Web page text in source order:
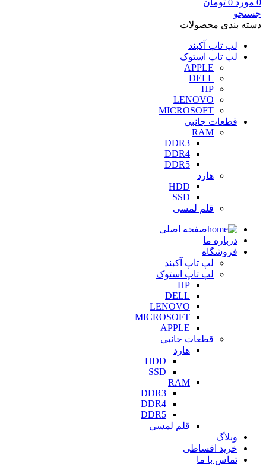
0 مورد 0 تومان
جستجو
دسته بندی محصولات
لپ تاپ آکبند
لپ تاپ استوک
APPLE
DELL
HP
LENOVO
MICROSOFT
قطعات جانبی
RAM
DDR3
DDR4
DDR5
هارد
HDD
SSD
قلم لمسی
صفحه اصلی
درباره ما
فروشگاه
لپ تاپ آکبند
لپ تاپ استوک
HP
DELL
LENOVO
MICROSOFT
APPLE
قطعات جانبی
هارد
HDD
SSD
RAM
DDR3
DDR4
DDR5
قلم لمسی
وبلاگ
خرید اقساطی
تماس با ما